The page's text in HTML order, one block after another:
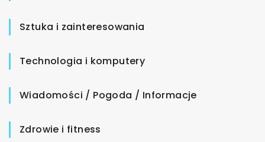
Sztuka i zainteresowania
Technologia i komputery
Wiadomości / Pogoda / Informacje
Zdrowie i fitness